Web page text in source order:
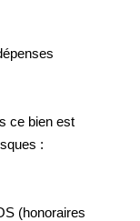
ce bien est
:
(honoraires